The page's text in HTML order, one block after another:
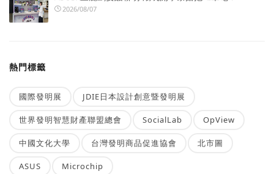
2026/08/07
熱門標籤
國際發明展 JDIE日本設計創意暨發明展
世界發明智慧財產聯盟總會 SocialLab OpView
中國文化大學 台灣發明商品促進協會 北市圖
ASUS Microchip